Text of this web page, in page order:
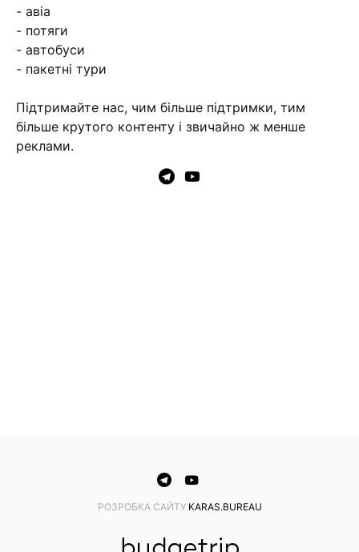
- авіа
- потяги
- автобуси
- пакетні тури
Підтримайте нас, чим більше підтримки, тим
більше крутого контенту і звичайно ж менше
реклами.
PОЗРОБКА САЙТУ KARAS.BUREAU